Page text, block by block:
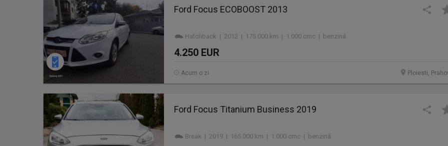
Ford Focus ECOBOOST 2013
Hatchback | 2012 | 175.000 km | 1.000 cmc | benzină
4.250 EUR
Ploiesti,
Acum o zi
Ford Focus Titanium Business 2019
Break | 2019 | 165.000 km | 1.000 cmc | benzină